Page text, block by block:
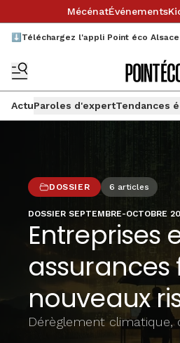
MécénatÉvénements
⬇️Téléchargez l'appli Point éco Alsace
ActuParoles d'expertTendances
DOSSIER 6 articles
DOSSIER SEPTEMBRE-OCTOBRE
Entreprises
assurances
nouveaux
Dérèglement climatique,